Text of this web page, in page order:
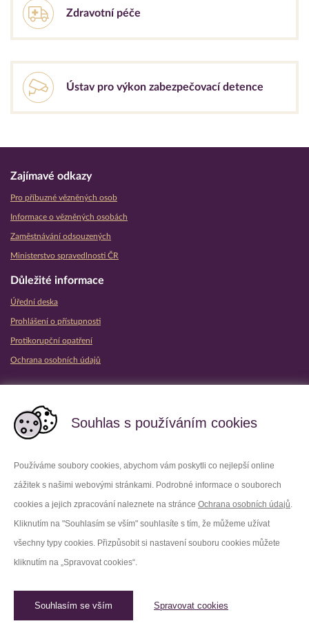
Souhlas s používáním cookies
Používáme soubory cookies, abychom vám poskytli co nejlepší online
zážitek s našimi webovými stránkami. Podrobné informace o souborech
cookies a jejich zpracování naleznete na stránce Ochrana osobních údajů.
Kliknutím na "Souhlasím se vším" souhlasíte s tím, že můžeme užívat
všechny typy cookies. Přizpůsobit si nastavení souboru cookies můžete
kliknutím na „Spravovat cookies“.
Souhlasím se vším Spravovat cookies
Zdravotní péče
Ústav pro výkon zabezpečovací detence
Zajímavé odkazy
Pro příbuzné vězněných osob
Informace o vězněných osobách
Zaměstnávání odsouzených
Ministerstvo spravedlnosti ČR
Důležité informace
Úřední deska
Prohlášení o přístupnosti
Protikorupční opatření
Ochrana osobních údajů
Facebook Youtube
LinkedIn